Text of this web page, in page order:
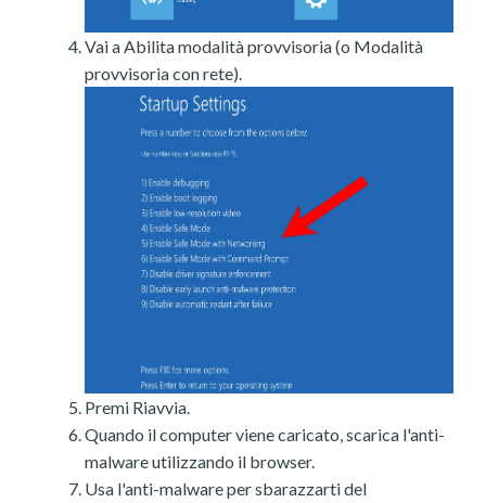
Vai a Abilita modalità provvisoria (o Modalità
provvisoria con rete).
Premi Riavvia.
Quando il computer viene caricato, scarica l'anti-
malware utilizzando il browser.
Usa l'anti-malware per sbarazzarti del